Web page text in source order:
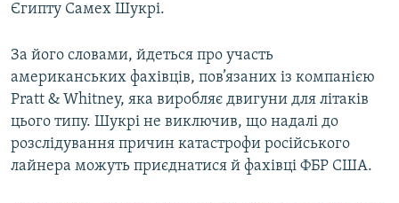
Єгипту Самех Шукрі.
За його словами, йдеться про участь
американських фахівців, пов’язаних із компанією
Pratt & Whitney, яка виробляє двигуни для літаків
цього типу. Шукрі не виключив, що надалі до
розслідування причин катастрофи російського
лайнера можуть приєднатися й фахівці ФБР США.